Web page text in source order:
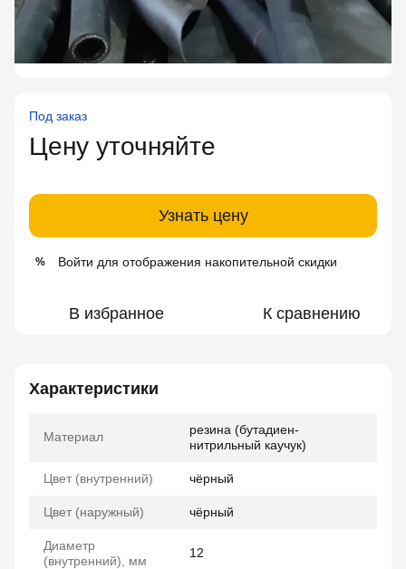
Под заказ
Цену уточняйте
Узнать цену
% Войти для отображения накопительной скидки
В избранное К сравнению
Характеристики
Материал
резина (бутадиен-
нитрильный каучук)
Цвет (внутренний) чёрный
Цвет (наружный) чёрный
Диаметр
(внутренний), мм
12